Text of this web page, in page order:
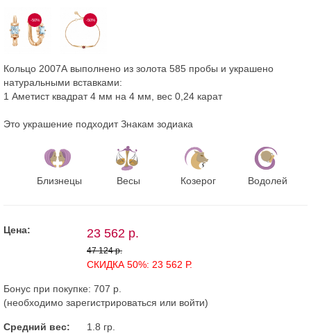
-50% -50%
Кольцо 2007А выполнено из золота 585 пробы и украшено
натуральными вставками:
1 Аметист квадрат 4 мм на 4 мм, вес 0,24 карат
Это украшение подходит Знакам зодиака
Близнецы Весы Козерог Водолей
Цена: 23 562 р.
47 124 р.
СКИДКА 50%: 23 562 Р.
Бонус при покупке: 707 р.
(необходимо зарегистрироваться или войти)
Средний вес: 1.8 гр.